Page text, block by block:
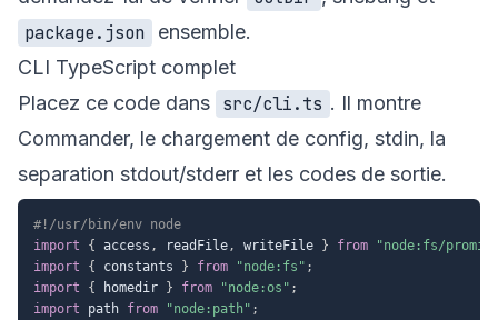
package.json
ensemble.
CLI TypeScript complet
Placez ce code dans src/cli.ts . Il montre
Commander, le chargement de config, stdin, la
separation stdout/stderr et les codes de sortie.
#!/usr/bin/env node
import
{ access , readFile, writeFile } from
"node:fs/
import
{ constants } from "node:fs" ;
import
{ homedir } from "node:os" ;
import path from "node:path" ;